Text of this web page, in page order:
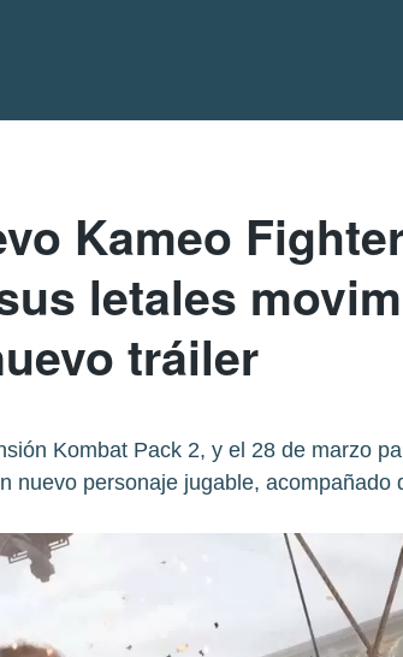
Kameo
letales
tráiler
Kombat Pack 2, y el 28 de marzo
nuevo personaje jugable, acompañado